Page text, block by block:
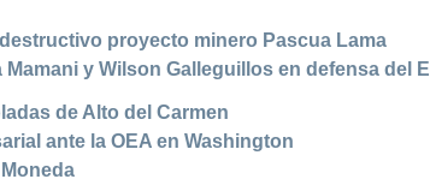
proyecto minero Pascua Lama
y Wilson Galleguillos en defensa del El
de Alto del Carmen
ante la OEA en Washington